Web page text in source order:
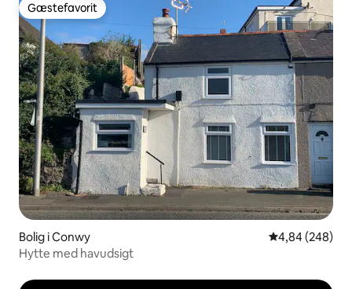
Gæstefavorit
Gæstefavorit
Bolig i Conwy 4,84 ud af 5 i
4,84 (248)
Hytte med havudsigt